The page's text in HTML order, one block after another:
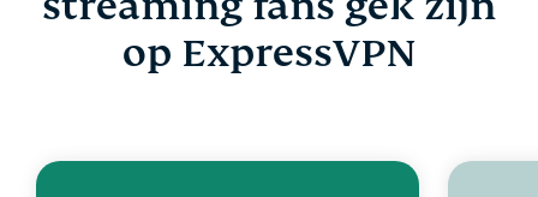
op ExpressVPN